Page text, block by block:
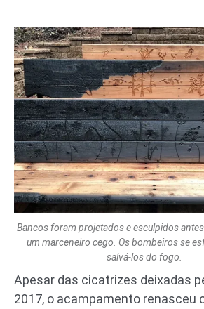
Bancos foram projetados e esculpidos
um marceneiro cego. Os bombeiros se
salvá-los do fogo.
Apesar das cicatrizes deixadas
2017, o acampamento renasceu